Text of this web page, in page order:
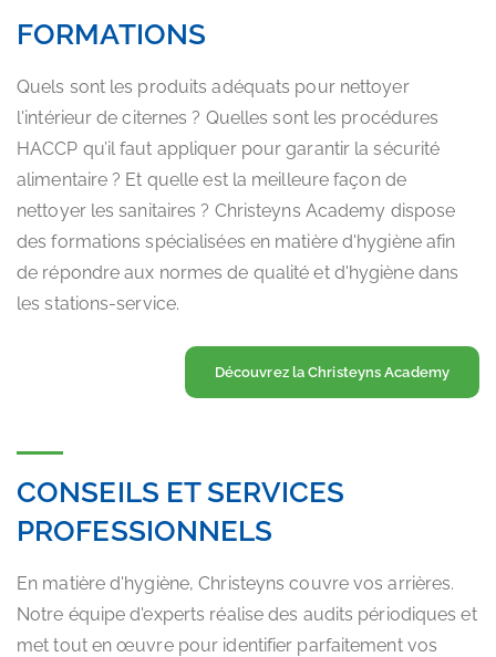
FORMATIONS
Quels sont les produits adéquats pour nettoyer
l'intérieur de citernes ? Quelles sont les procédures
HACCP qu’il faut appliquer pour garantir la sécurité
alimentaire ? Et quelle est la meilleure façon de
nettoyer les sanitaires ? Christeyns Academy dispose
des formations spécialisées en matière d'hygiène afin
de répondre aux normes de qualité et d'hygiène dans
les stations-service.
Découvrez la Christeyns Academy
CONSEILS ET SERVICES
PROFESSIONNELS
En matière d'hygiène, Christeyns couvre vos arrières.
Notre équipe d'experts réalise des audits périodiques et
met tout en œuvre pour identifier parfaitement vos